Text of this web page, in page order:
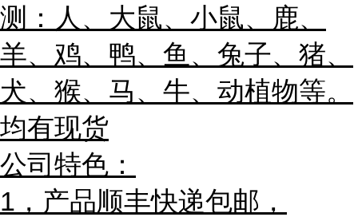
测：人、大鼠、小鼠、鹿、
羊、鸡、鸭、鱼、兔子、猪、
犬、猴、马、牛、动植物等。
均有现货
公司特色：
1，产品顺丰快递包邮，